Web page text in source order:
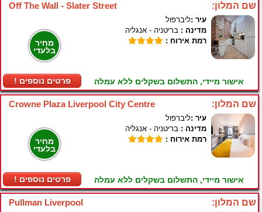
Off The Wall - Slater Street שם המלון:
מחיר
בלעדי
! פרטים נוספים
עיר :ליברפול
מדינה : בריטניה - אנגליה
רמת אירוח :
אישור מיידי, התשלום בשקלים ללא עמלה
Crowne Plaza Liverpool City Centre שם המלון:
מחיר
בלעדי
! פרטים נוספים
עיר :ליברפול
מדינה : בריטניה - אנגליה
רמת אירוח :
אישור מיידי, התשלום בשקלים ללא עמלה
Pullman Liverpool שם המלון: